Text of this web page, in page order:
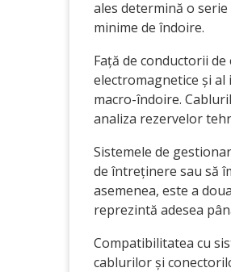
ales determină o
minime de îndoire.
Față de conductorii
electromagnetice și
macro-îndoire.
analiza rezervelor
Sistemele de
de întreținere sau să
asemenea, este a
reprezintă adesea
Compatibilitatea cu
cablurilor și